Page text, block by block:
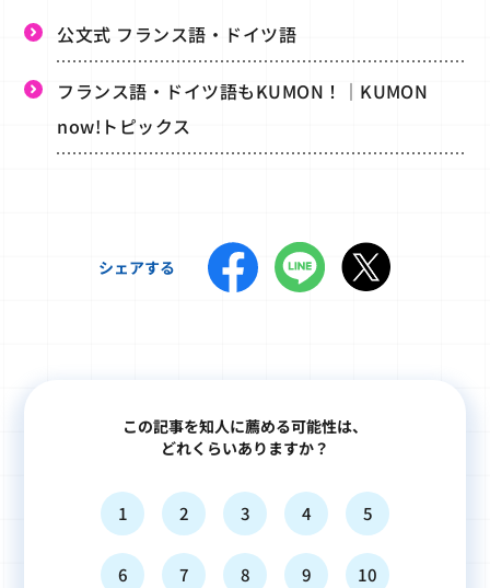
公文式 フランス語・ドイツ語
フランス語・ドイツ語もKUMON！｜KUMON
now!トピックス
シェアする
この記事を知人に薦める可能性は、
どれくらいありますか？
1 2 3 4 5
6 7 8 9 10